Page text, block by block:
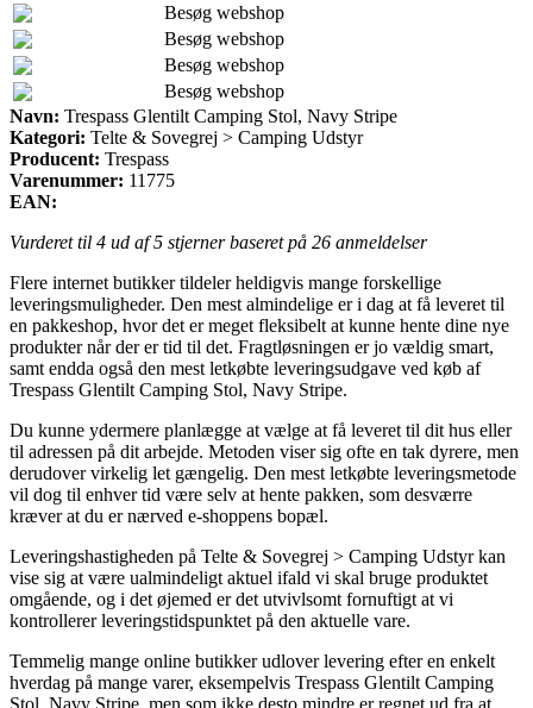
Besøg webshop
Besøg webshop
Besøg webshop
Besøg webshop
Navn: Trespass Glentilt Camping Stol, Navy Stripe
Kategori: Telte & Sovegrej > Camping Udstyr
Producent: Trespass
Varenummer: 11775
EAN:
Vurderet til 4 ud af 5 stjerner baseret på 26 anmeldelser
Flere internet butikker tildeler heldigvis mange forskellige
leveringsmuligheder. Den mest almindelige er i dag at få leveret til
en pakkeshop, hvor det er meget fleksibelt at kunne hente dine nye
produkter når der er tid til det. Fragtløsningen er jo vældig smart,
samt endda også den mest letkøbte leveringsudgave ved køb af
Trespass Glentilt Camping Stol, Navy Stripe.
Du kunne ydermere planlægge at vælge at få leveret til dit hus eller
til adressen på dit arbejde. Metoden viser sig ofte en tak dyrere, men
derudover virkelig let gængelig. Den mest letkøbte leveringsmetode
vil dog til enhver tid være selv at hente pakken, som desværre
kræver at du er nærved e-shoppens bopæl.
Leveringshastigheden på Telte & Sovegrej > Camping Udstyr kan
vise sig at være ualmindeligt aktuel ifald vi skal bruge produktet
omgående, og i det øjemed er det utvivlsomt fornuftigt at vi
kontrollerer leveringstidspunktet på den aktuelle vare.
Temmelig mange online butikker udlover levering efter en enkelt
hverdag på mange varer, eksempelvis Trespass Glentilt Camping
Stol, Navy Stripe, men som ikke desto mindre er regnet ud fra at